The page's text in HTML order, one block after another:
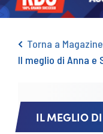
Torna a Magazine
Il meglio di Anna e
IL MEGLIO